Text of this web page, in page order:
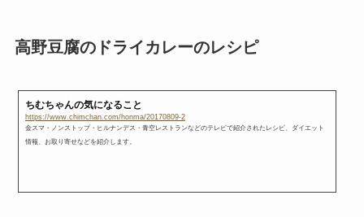
高野豆腐のドライカレーのレシピ
ちむちゃんの気になること
https://www.chimchan.com/honma/20170809-2
金スマ・ノンストップ・ヒルナンデス・青空レストランなどのテレビで紹介されたレシピ、ダイエット
情報、お取り寄せなどを紹介します。